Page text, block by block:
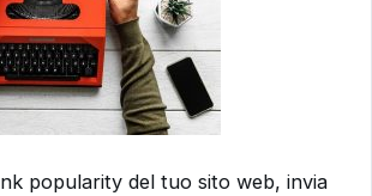
popularity del tuo sito web, invia